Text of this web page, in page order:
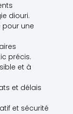
diouri.
pour une
précis.
et à
et délais
et sécurité